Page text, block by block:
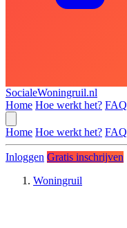
SocialeWoningruil.nl
Home Hoe werkt het? FAQ
Home Hoe werkt het? FAQ
Inloggen Gratis inschrijven
Woningruil